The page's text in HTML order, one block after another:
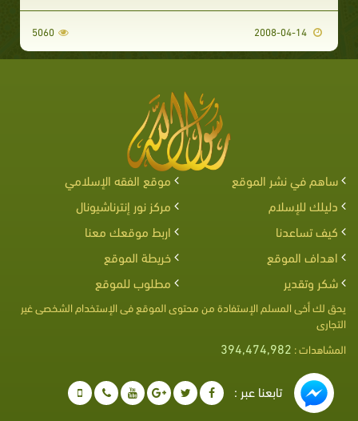
5060
ساهم في نشر الموقع
موقع الفقه الإسلامي
دليلك للإسلام
مركز نور إنترناشيونال
كيف تساعدنا
اربط موقعك معنا
اهداف الموقع
خريطة الموقع
شكر وتقدير
مطلوب للموقع
يحق لك أخى المسلم الإستفادة من محتوى الموقع فى الإستخدام الشخصى غير
التجارى
المشاهدات : 394,474,982
تابعنا عبر :